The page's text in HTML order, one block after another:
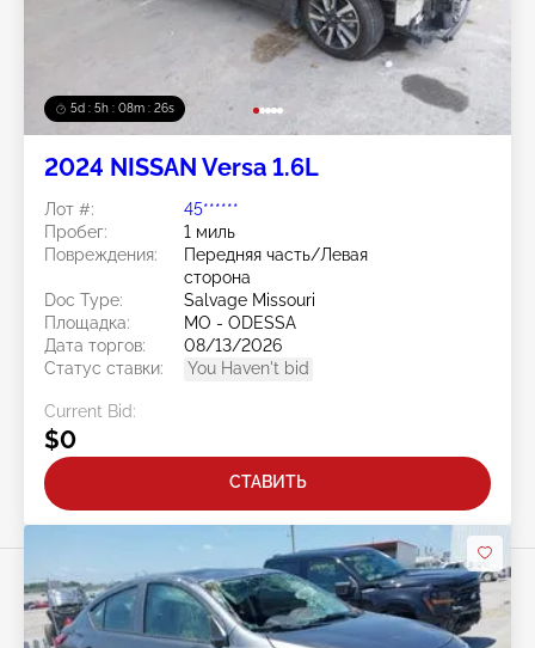
5d : 5h : 08m : 24s
2024 NISSAN Versa 1.6L
Лот #:
45******
Пробег:
1 миль
Повреждения:
Передняя часть/Левая
сторона
Doc Type:
Salvage Missouri
Площадка:
MO - ODESSA
Дата торгов:
08/13/2026
Статус ставки:
You Haven't bid
Current Bid:
$0
СТАВИТЬ